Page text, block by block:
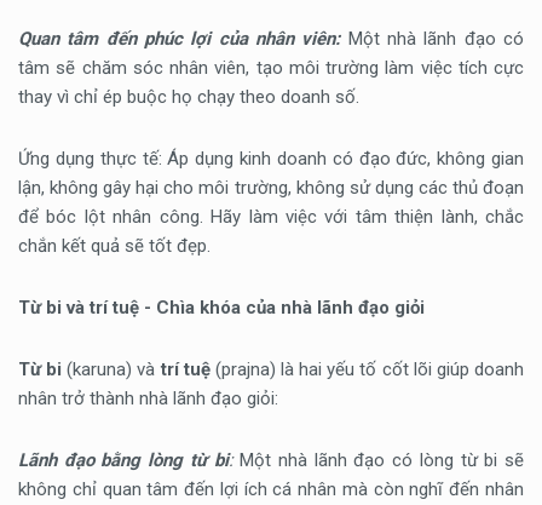
Quan tâm đến phúc lợi của nhân viên: Một nhà lãnh đạo có
tâm sẽ chăm sóc nhân viên, tạo môi trường làm việc tích cực
thay vì chỉ ép buộc họ chạy theo doanh số.
Ứng dụng thực tế: Áp dụng kinh doanh có đạo đức, không gian
lận, không gây hại cho môi trường, không sử dụng các thủ đoạn
để bóc lột nhân công. Hãy làm việc với tâm thiện lành, chắc
chắn kết quả sẽ tốt đẹp.
Từ bi và trí tuệ - Chìa khóa của nhà lãnh đạo giỏi
Từ bi (karuna) vàtrí tuệ(prajna) là hai yếu tố cốt lõi giúp doanh
nhân trở thành nhà lãnh đạo giỏi:
Lãnh đạo bằng lòng từ bi:Một nhà lãnh đạo có lòng từ bi sẽ
không chỉ quan tâm đến lợi ích cá nhân mà còn nghĩ đến nhân